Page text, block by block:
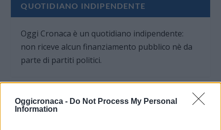
Oggicronaca - Do Not Process My Personal
Information
QUOTIDIANO INDIPENDENTE
Oggi Cronaca è un quotidiano indipendente:
non riceve alcun finanziamento pubblico nè da
parte di partiti politici.